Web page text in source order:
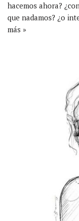
hacemos ahora?
que nadamos? ¿o
más »